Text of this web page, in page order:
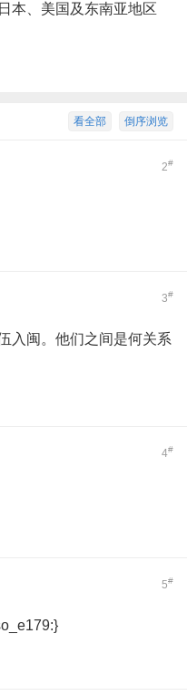
本、美国及东南亚地区
倒序浏览
看全部
2#
3#
入闽。他们之间是何关系
4#
5#